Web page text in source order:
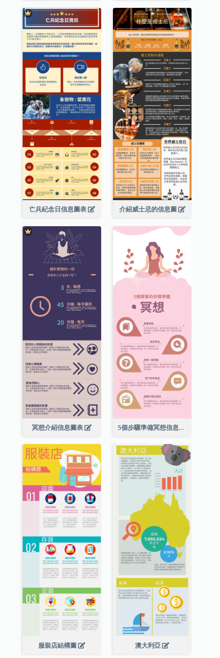
亡兵紀念日信息圖表 介紹威士忌的信息圖
冥想介紹信息圖表 5個步驟準備冥想信息圖表
服裝店結構圖 澳大利亞